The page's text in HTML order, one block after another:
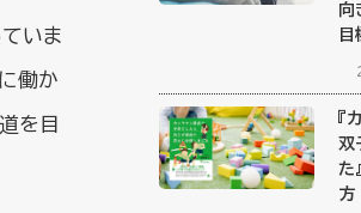
ていま
働か
を目
向
目
『
双
た
方